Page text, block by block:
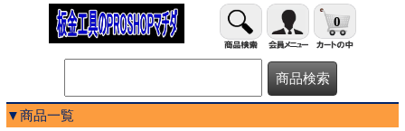
0
▼商品一覧